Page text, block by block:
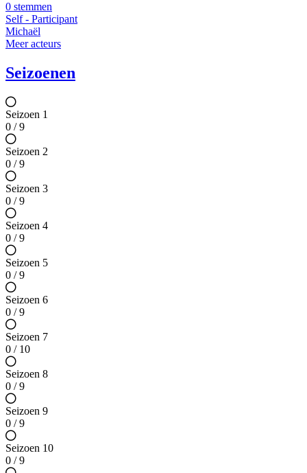
0 stemmen
Self - Participant
Michaël
Meer acteurs
Seizoenen
Seizoen 1
0 / 9
Seizoen 2
0 / 9
Seizoen 3
0 / 9
Seizoen 4
0 / 9
Seizoen 5
0 / 9
Seizoen 6
0 / 9
Seizoen 7
0 / 10
Seizoen 8
0 / 9
Seizoen 9
0 / 9
Seizoen 10
0 / 9